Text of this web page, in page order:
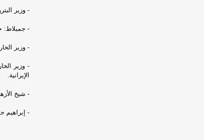
- وزير
- جمبلاط:
- وزير
- وزير
الإيرانية.
- شيخ
- إبراهيم